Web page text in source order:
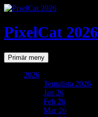
PixelCat 2026
SökPrimär meny Gå
till
2026
Temalista 2026
Jan 26
Feb 26
Mar 26